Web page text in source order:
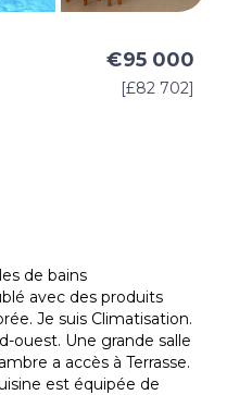
€95 000
[£82 702]
de bains
avec des produits
Je suis Climatisation.
ouest. Une grande salle
a accès à Terrasse.
est équipée de